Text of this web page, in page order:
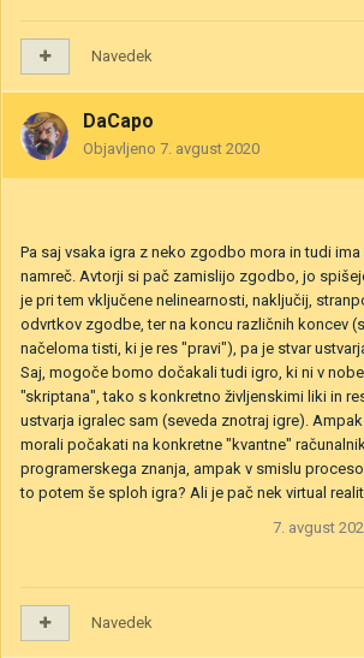
Navedek
DaCapo
Objavljeno 7. avgust 2020
Pa saj vsaka igra z neko zgodbo mora in tudi
namreč. Avtorji si pač zamislijo zgodbo, jo
je pri tem vključene nelinearnosti, naključij,
odvrtkov zgodbe, ter na koncu različnih koncev
načeloma tisti, ki je res "pravi"), pa je stvar
Saj, mogoče bomo dočakali tudi igro, ki ni v
"skriptana", tako s konkretno življenskimi liki in
ustvarja igralec sam (seveda znotraj igre).
morali počakati na konkretne "kvantne"
programerskega znanja, ampak v smislu
to potem še sploh igra? Ali je pač nek virtual
7. avgust
Navedek